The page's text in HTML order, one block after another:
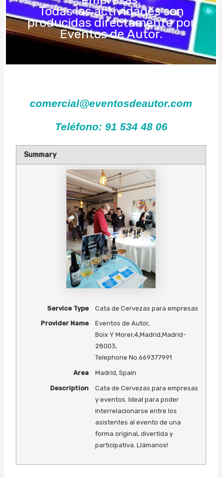
Todas las actividades son
producidas directamente por
Eventos de Autor.
comercial@eventosdeautor.com
Teléfono: 91 534 48 06
Summary
Service Type Cata de Cervezas para empresas
Provider Name Eventos de Autor,
Boix Y Morer,4,Madrid,Madrid-
28003,
Telephone No.669377991
Area Madrid, Spain
Description
Cata de Cervezas para empresas
y eventos. Ideal para poder
interrelacionarse entre los
asistentes al evento de una
forma original, divertida y
participativa. Llámanos!